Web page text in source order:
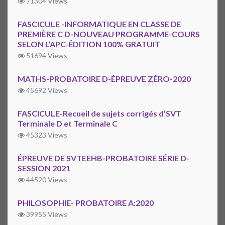
FASCICULE -INFORMATIQUE EN CLASSE DE
PREMIÈRE C D-NOUVEAU PROGRAMME-COURS
SELON L’APC-ÉDITION 100% GRATUIT
51694 Views
MATHS-PROBATOIRE D-ÉPREUVE ZÉRO-2020
45692 Views
FASCICULE-Recueil de sujets corrigés d’SVT
Terminale D et Terminale C
45323 Views
ÉPREUVE DE SVTEEHB-PROBATOIRE SÉRIE D-
SESSION 2021
44520 Views
PHILOSOPHIE- PROBATOIRE A:2020
39955 Views